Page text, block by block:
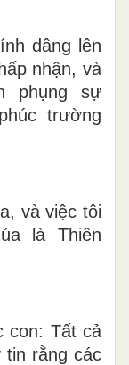
dâng lên
nhận, và
phụng sự
trường
và việc tôi
là Thiên
con: Tất cả
tin rằng các